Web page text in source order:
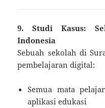
9. Studi Kasus:
Indonesia
Sebuah sekolah di
pembelajaran digital:
Semua mata
aplikasi edukasi